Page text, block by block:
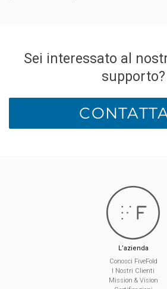
Sei interessato al
supporto?
L’azienda
Conosci FiveFold
I Nostri Clienti
Mission & Vision